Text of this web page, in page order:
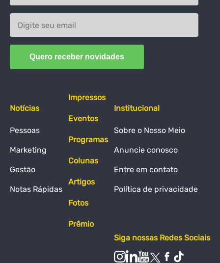
Notícias
Pessoas
Marketing
Gestão
Notas Rápidas
Impressos
Eventos
Programas
Colunas
Artigos
Fotos
Prêmio
Institucional
Sobre o Nosso Meio
Anuncie conosco
Entre em contato
Política de privacidade
Siga nossas Redes Sociais